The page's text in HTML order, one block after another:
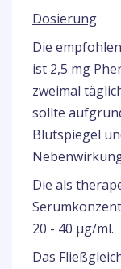
Dosierung
Die
ist 2,5 mg
zweimal
sollte
Blutspiegel
Die als
20 - 40 μg/ml.
Das